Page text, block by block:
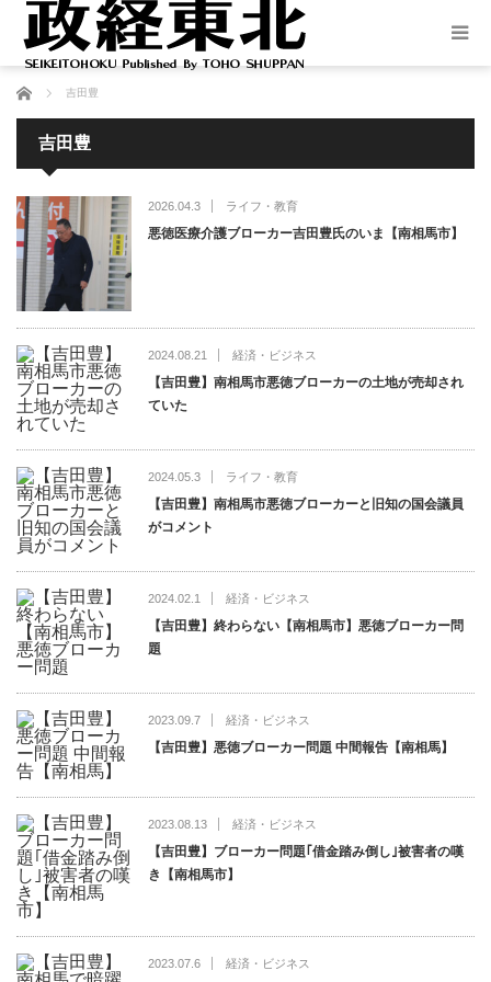
ホーム 吉田豊
吉田豊
2026.04.3 ライフ・教育
悪徳医療介護ブローカー吉田豊氏のいま【南相馬市】
2024.08.21 経済・ビジネス
【吉田豊】南相馬市悪徳ブローカーの土地が売却され
ていた
2024.05.3 ライフ・教育
【吉田豊】南相馬市悪徳ブローカーと旧知の国会議員
がコメント
2024.02.1 経済・ビジネス
【吉田豊】終わらない【南相馬市】悪徳ブローカー問
題
2023.09.7 経済・ビジネス
【吉田豊】悪徳ブローカー問題 中間報告【南相馬】
2023.08.13 経済・ビジネス
【吉田豊】ブローカー問題｢借金踏み倒し｣被害者の嘆
き【南相馬市】
2023.07.6 経済・ビジネス